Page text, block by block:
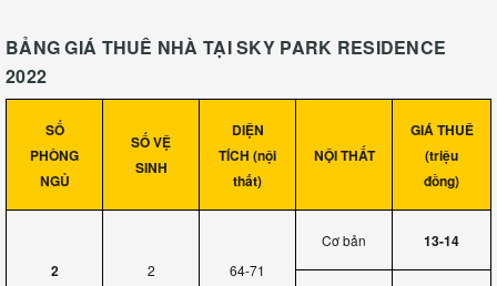
BẢNG GIÁ THUÊ NHÀ TẠI SKY PARK RESIDENCE
2022
SỐ
PHÒNG
NGỦ
SỐ VỆ
SINH
DIỆN
TÍCH (nội
thất)
NỘI THẤT
GIÁ THUÊ
(triệu
đồng)
2 2 64-71
Cơ bản 13-14